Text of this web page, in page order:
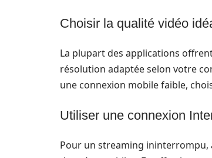
Choisir la qualité vidéo
La plupart des applications
résolution adaptée selon votre
une connexion mobile faible,
Utiliser une connexion
Pour un streaming ininterrompu,